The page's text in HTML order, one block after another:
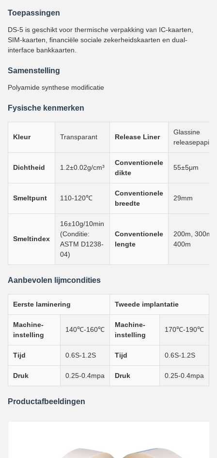
Toepassingen
DS-5 is geschikt voor thermische verpakking van IC-kaarten,
SIM-kaarten, financiële sociale zekerheidskaarten en dual-
interface bankkaarten.
Samenstelling
Polyamide synthese modificatie
Fysische kenmerken
Kleur Transparant Release Liner
Glassine
releasepapier
Dichtheid 1.2±0.02g/cm³
Conventionele
dikte
55±5μm
Smeltpunt 110-120℃
Conventionele
breedte
29mm
Smeltindex
16±10g/10min
(Conditie:
ASTM D1238-
04)
Conventionele
lengte
200m, 300m,
400m
Aanbevolen lijmcondities
Eerste laminering Tweede implantatie
Machine-
instelling
140℃-160℃
Machine-
instelling
170℃-190℃
Tijd 0.6S-1.2S Tijd 0.6S-1.2S
Druk 0.25-0.4mpa Druk 0.25-0.4mpa
Productafbeeldingen